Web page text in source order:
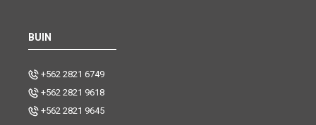
BUIN
+562 2821 6749
+562 2821 9618
+562 2821 9645